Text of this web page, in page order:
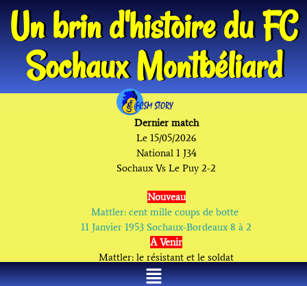
Un brin d'histoire du FC
Sochaux Montbéliard
Dernier match
Le 15/05/2026
National 1 J34
Sochaux Vs Le Puy2-2
Nouveau
Mattler: cent mille coups de botte
11 Janvier 1953 Sochaux-Bordeaux 8 à 2
A Venir
Mattler: le résistant et le soldat